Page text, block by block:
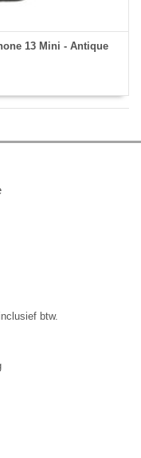
13 Mini - Antique
btw.